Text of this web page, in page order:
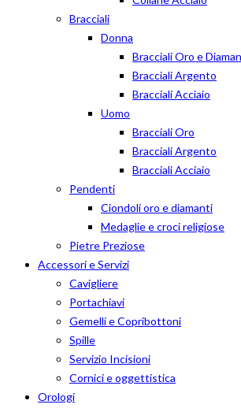
Bracciali
Donna
Bracciali Oro e
Bracciali Argento
Bracciali Acciaio
Uomo
Bracciali Oro
Bracciali Argento
Bracciali Acciaio
Pendenti
Ciondoli oro e diamanti
Medaglie e croci religiose
Pietre Preziose
Accessori e Servizi
Cavigliere
Portachiavi
Gemelli e Copribottoni
Spille
Servizio Incisioni
Cornici e oggettistica
Orologi